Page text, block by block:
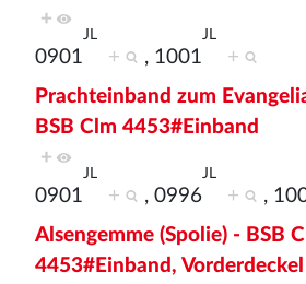
+
0901
JL
+ , 1001
JL
+
Prachteinband zum
BSB Clm 4453#Einband
+
0901
JL
+ , 0996
JL
+ ,
Alsengemme (Spolie) - BSB
4453#Einband, Vorderdeckel